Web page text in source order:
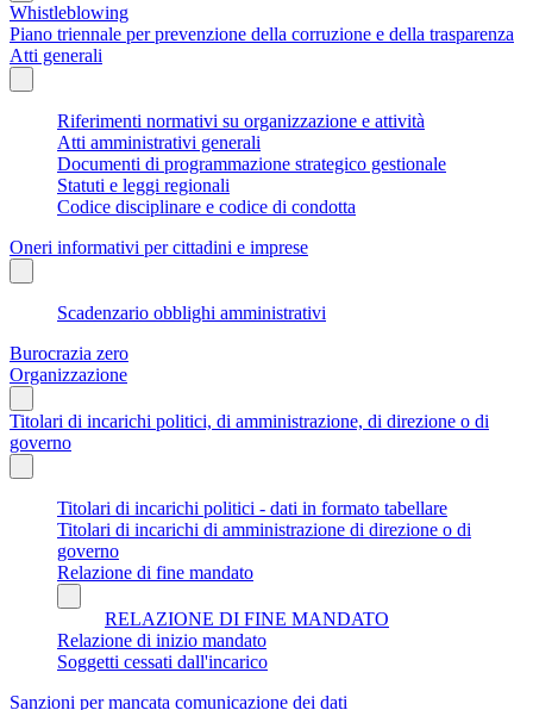
Whistleblowing
Piano triennale per prevenzione della corruzione e della trasparenza
Atti generali
Riferimenti normativi su organizzazione e attività
Atti amministrativi generali
Documenti di programmazione strategico gestionale
Statuti e leggi regionali
Codice disciplinare e codice di condotta
Oneri informativi per cittadini e imprese
Scadenzario obblighi amministrativi
Burocrazia zero
Organizzazione
Titolari di incarichi politici, di amministrazione, di direzione o di
governo
Titolari di incarichi politici - dati in formato tabellare
Titolari di incarichi di amministrazione di direzione o di
governo
Relazione di fine mandato
RELAZIONE DI FINE MANDATO
Relazione di inizio mandato
Soggetti cessati dall'incarico
Sanzioni per mancata comunicazione dei dati